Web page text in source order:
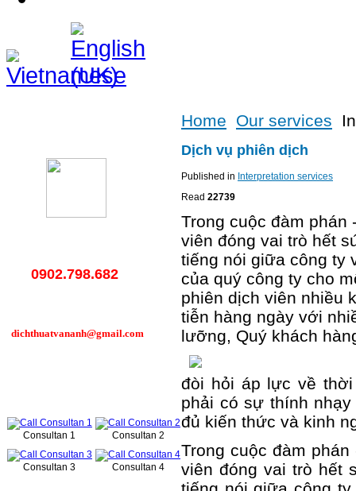
0902.798.682
dichthuatvananh@gmail.com
Consultan 1 Consultan 2
Consultan 3 Consultan 4
Home Our services
Dịch vụ phiên dịch
Published in Interpretation services
Read 22739
Trong cuộc đàm
viên đóng vai trò hết
tiếng nói giữa công ty
của quý công ty cho
phiên dịch viên nhiều
tiễn hàng ngày với
lưỡng, Quý khách
đòi hỏi áp lực về
phải có sự thính
đủ kiến thức và kinh
Trong cuộc đàm
viên đóng vai trò hết